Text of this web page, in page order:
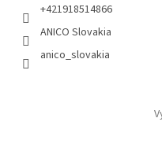
+421918514866
ANICO Slovakia
anico_slovakia